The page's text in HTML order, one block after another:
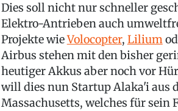
Dies soll nicht nur schneller
Elektro-Antrieben auch
Projekte wieVolocopter, Lilium
Airbus stehen mit den bisher
heutiger Akkus aber noch vor
will dies nun Startup Alaka'i aus
Massachusetts, welches für sein